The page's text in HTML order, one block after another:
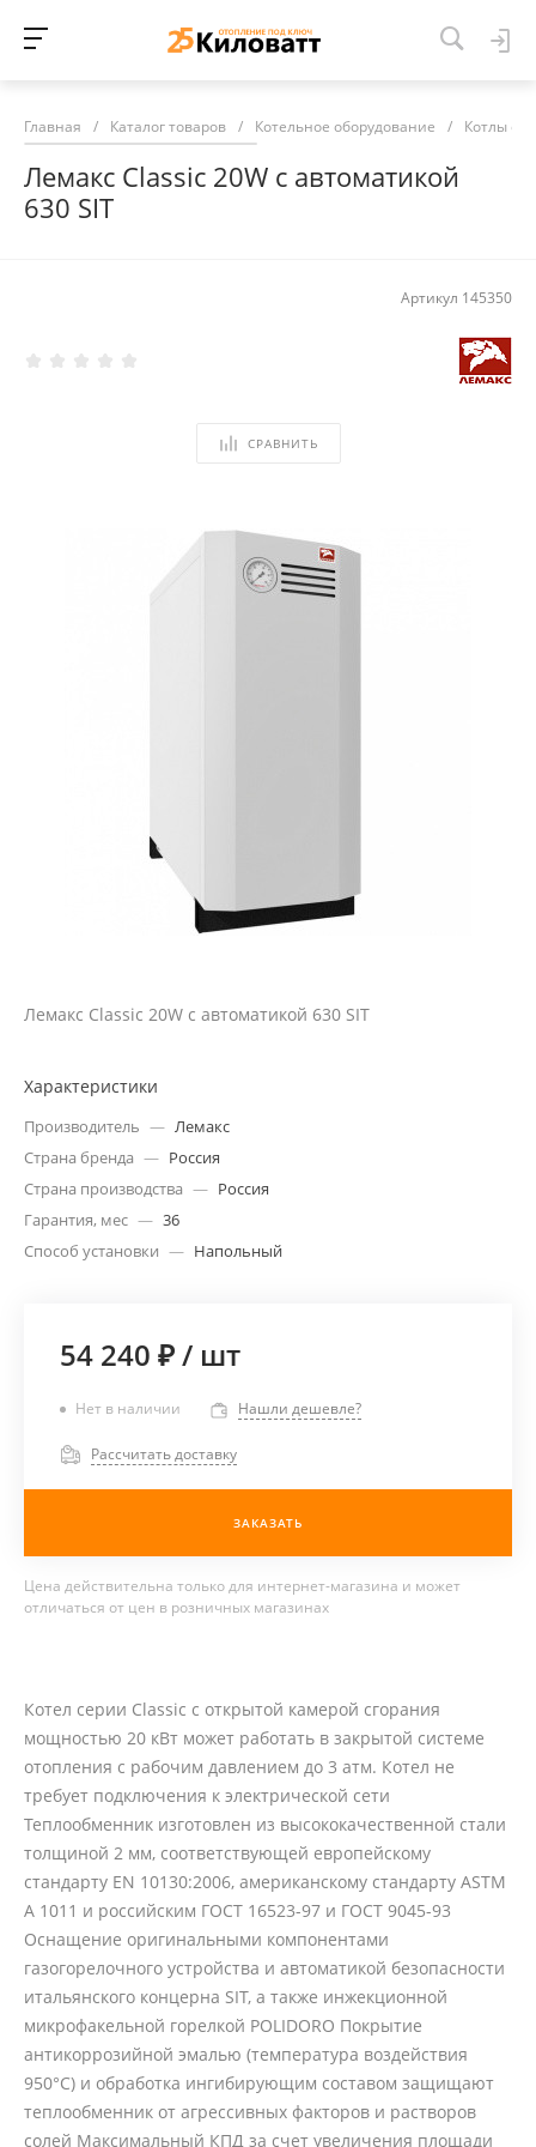
Главная / Каталог товаров / Котельное оборудование / Котлы
Лемакс Classic 20W с автоматикой
630 SIT
Артикул 145350
СРАВНИТЬ
Лемакс Classic 20W с автоматикой 630 SIT
Характеристики
Производитель — Лемакс
Страна бренда — Россия
Страна производства — Россия
Гарантия, мес — 36
Способ установки — Напольный
54 240 ₽/ шт
Нет в наличии Нашли дешевле?
Рассчитать доставку
ЗАКАЗАТЬ
Цена действительна только для интернет-магазина и может
отличаться от цен в розничных магазинах
Котел серии Classic с открытой камерой сгорания
мощностью 20 кВт может работать в закрытой системе
отопления с рабочим давлением до 3 атм. Котел не
требует подключения к электрической сети
Теплообменник изготовлен из высококачественной стали
толщиной 2 мм, соответствующей европейскому
стандарту EN 10130:2006, американскому стандарту ASTM
A 1011 и российским ГОСТ 16523-97 и ГОСТ 9045-93
Оснащение оригинальными компонентами
газогорелочного устройства и автоматикой безопасности
итальянского концерна SIT, а также инжекционной
микрофакельной горелкой POLIDORO Покрытие
антикоррозийной эмалью (температура воздействия
950°С) и обработка ингибирующим составом защищают
теплообменник от агрессивных факторов и растворов
солей Максимальный КПД за счет увеличения площади